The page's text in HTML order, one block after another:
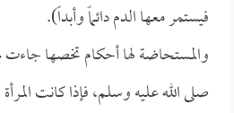
فيستمر معها الدم دائماً وأبداً).
والمستحاضة لها أحكام تخصها جاءت
صلى الله عليه وسلم، فإذا كانت